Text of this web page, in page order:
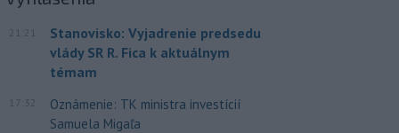
21:21
Stanovisko: Vyjadrenie predsedu
vlády SR R. Fica k aktuálnym
témam
17:32
Oznámenie: TK ministra investícií
Samuela Migaľa